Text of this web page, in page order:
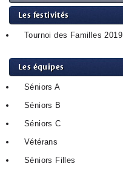
Les festivités
Tournoi des Familles 2019
Les équipes
Séniors A
Séniors B
Séniors C
Vétérans
Séniors Filles